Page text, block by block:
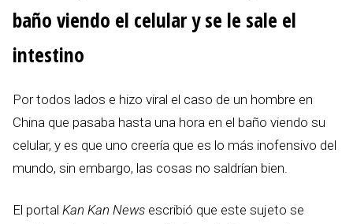
baño viendo el celular y se le sale el
intestino
Por todos lados e hizo viral el caso de un hombre en
China que pasaba hasta una hora en el baño viendo su
celular, y es que uno creería que es lo más inofensivo del
mundo, sin embargo, las cosas no saldrían bien.
El portal Kan Kan News escribió que este sujeto se